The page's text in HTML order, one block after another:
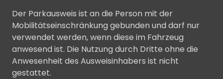
Der Parkausweis ist an die Person mit der
Mobilitätseinschränkung gebunden und darf nur
verwendet werden, wenn diese im Fahrzeug
anwesend ist. Die Nutzung durch Dritte ohne die
Anwesenheit des Ausweisinhabers ist nicht
gestattet.